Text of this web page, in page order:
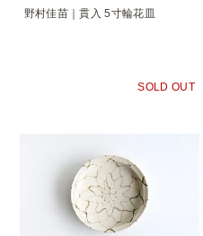
野村佳苗｜貫入 5寸輪花皿
SOLD OUT